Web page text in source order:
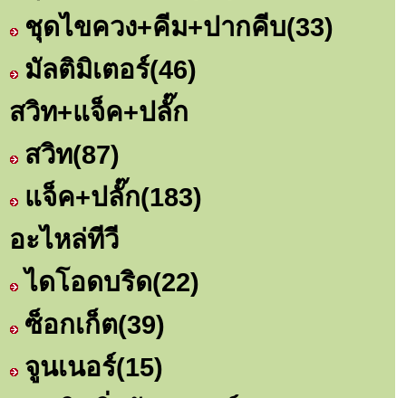
ชุดไขควง+คีม+ปากคีบ(33)
มัลติมิเตอร์(46)
สวิท+แจ็ค+ปลั๊ก
สวิท(87)
แจ็ค+ปลั๊ก(183)
อะไหล่ทีวี
ไดโอดบริด(22)
ซ็อกเก็ต(39)
จูนเนอร์(15)